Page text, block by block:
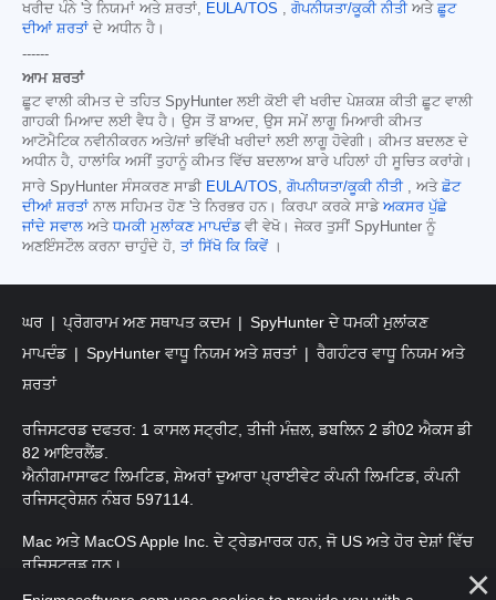
ਖਰੀਦ ਪੰਨੇ 'ਤੇ ਨਿਯਮਾਂ ਅਤੇ ਸ਼ਰਤਾਂ, EULA/TOS , ਗੋਪਨੀਯਤਾ/ਕੂਕੀ ਨੀਤੀ ਅਤੇ ਛੂਟ
ਦੀਆਂ ਸ਼ਰਤਾਂ ਦੇ ਅਧੀਨ ਹੈ।
------
ਆਮ ਸ਼ਰਤਾਂ
ਛੂਟ ਵਾਲੀ ਕੀਮਤ ਦੇ ਤਹਿਤ SpyHunter ਲਈ ਕੋਈ ਵੀ ਖਰੀਦ ਪੇਸ਼ਕਸ਼ ਕੀਤੀ ਛੂਟ ਵਾਲੀ
ਗਾਹਕੀ ਮਿਆਦ ਲਈ ਵੈਧ ਹੈ। ਉਸ ਤੋਂ ਬਾਅਦ, ਉਸ ਸਮੇਂ ਲਾਗੂ ਮਿਆਰੀ ਕੀਮਤ
ਆਟੋਮੈਟਿਕ ਨਵੀਨੀਕਰਨ ਅਤੇ/ਜਾਂ ਭਵਿੱਖੀ ਖਰੀਦਾਂ ਲਈ ਲਾਗੂ ਹੋਵੇਗੀ। ਕੀਮਤ ਬਦਲਣ ਦੇ
ਅਧੀਨ ਹੈ, ਹਾਲਾਂਕਿ ਅਸੀਂ ਤੁਹਾਨੂੰ ਕੀਮਤ ਵਿੱਚ ਬਦਲਾਅ ਬਾਰੇ ਪਹਿਲਾਂ ਹੀ ਸੂਚਿਤ ਕਰਾਂਗੇ।
ਸਾਰੇ SpyHunter ਸੰਸਕਰਣ ਸਾਡੀ EULA/TOS, ਗੋਪਨੀਯਤਾ/ਕੂਕੀ ਨੀਤੀ , ਅਤੇ ਛੋਟ
ਦੀਆਂ ਸ਼ਰਤਾਂ ਨਾਲ ਸਹਿਮਤ ਹੋਣ 'ਤੇ ਨਿਰਭਰ ਹਨ। ਕਿਰਪਾ ਕਰਕੇ ਸਾਡੇ ਅਕਸਰ ਪੁੱਛੇ
ਜਾਂਦੇ ਸਵਾਲ ਅਤੇ ਧਮਕੀ ਮੁਲਾਂਕਣ ਮਾਪਦੰਡਵੀ ਵੇਖੋ। ਜੇਕਰ ਤੁਸੀਂ SpyHunter ਨੂੰ
ਅਣਇੰਸਟੌਲ ਕਰਨਾ ਚਾਹੁੰਦੇ ਹੋ, ਤਾਂ ਸਿੱਖੋ ਕਿ ਕਿਵੇਂ।
ਘਰ ਪ੍ਰੋਗਰਾਮ ਅਣ ਸਥਾਪਤ ਕਦਮ
SpyHunter ਦੇ ਧਮਕੀ ਮੁਲਾਂਕਣ
ਮਾਪਦੰਡ
SpyHunter ਵਾਧੂ ਨਿਯਮ ਅਤੇ ਸ਼ਰਤਾਂ
ਰੈਗਹੰਟਰ ਵਾਧੂ ਨਿਯਮ ਅਤੇ
ਸ਼ਰਤਾਂ
ਰਜਿਸਟਰਡ ਦਫਤਰ: 1 ਕਾਸਲ ਸਟ੍ਰੀਟ, ਤੀਜੀ ਮੰਜ਼ਲ, ਡਬਲਿਨ 2 ਡੀ02 ਐਕਸ ਡੀ
82 ਆਇਰਲੈਂਡ.
ਐਨੀਗਮਾਸਾਫਟ ਲਿਮਟਿਡ, ਸ਼ੇਅਰਾਂ ਦੁਆਰਾ ਪ੍ਰਾਈਵੇਟ ਕੰਪਨੀ ਲਿਮਟਿਡ, ਕੰਪਨੀ
ਰਜਿਸਟ੍ਰੇਸ਼ਨ ਨੰਬਰ 597114.
Mac ਅਤੇ MacOS Apple Inc. ਦੇ ਟ੍ਰੇਡਮਾਰਕ ਹਨ, ਜੋ US ਅਤੇ ਹੋਰ ਦੇਸ਼ਾਂ ਵਿੱਚ
ਰਜਿਸਟਰਡ ਹਨ।